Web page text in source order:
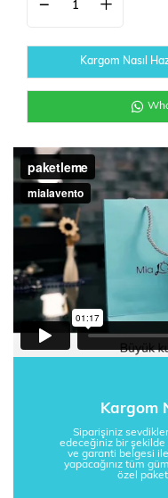
Kargom Nasıl
Kargom
Siparişiniz
edeceğiniz bir şekilde
ve garanti belgesi
yapacağınız tüm
özel